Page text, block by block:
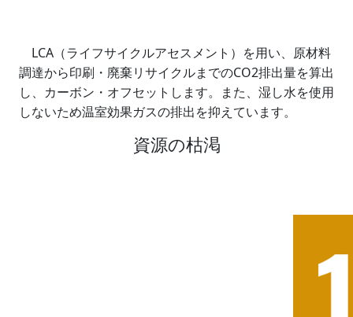
LCA（ライフサイクルアセスメント）を用い、原材料
調達から印刷・廃棄リサイクルまでのCO2排出量を算出
し、カーボン・オフセットします。また、湿し水を使用
しないため温室効果ガスの排出を抑えています。
資源の枯渇